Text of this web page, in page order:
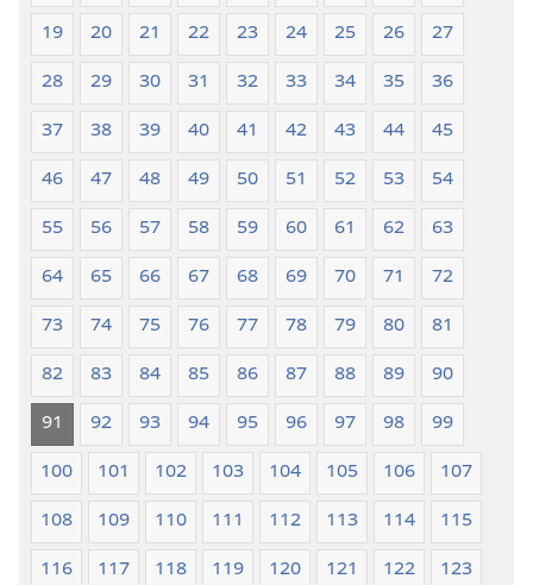
19
20 21 22 23 24 25 26
27
28
29 30 31 32 33 34 35
36
37
38 39 40 41 42 43 44
45
46
47 48 49 50 51 52 53
54
55
56 57 58 59 60 61 62
63
64
65 66 67 68 69 70 71
72
73
74 75 76 77 78 79 80
81
82
83 84 85 86 87 88 89
90
91
92 93 94 95 96 97 98
99
100
101 102 103 104 105 106
107
108
109 110 111 112 113 114
115
116
117 118 119 120 121 122
123